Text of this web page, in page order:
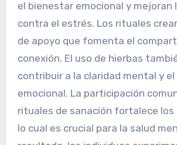
el bienestar emocional y mejoran
contra el estrés. Los rituales
de apoyo que fomenta el
conexión. El uso de hierbas
contribuir a la claridad mental y el
emocional. La participación
rituales de sanación fortalece los
lo cual es crucial para la salud